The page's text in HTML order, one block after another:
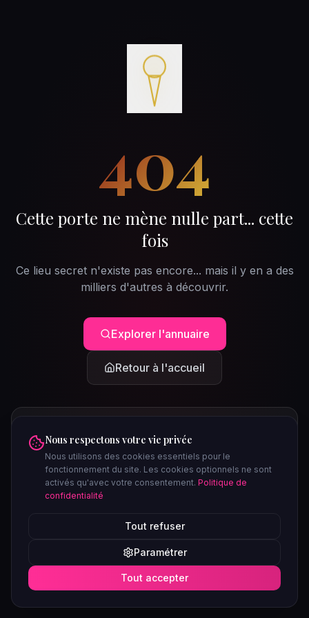
404
Cette porte ne mène nulle part... cette
fois
Ce lieu secret n'existe pas encore... mais il y en a des
milliers d'autres à découvrir.
Explorer l'annuaire
Retour à l'accueil
Soirées ce week-end
Nous respectons votre vie privée
Nous utilisons des cookies essentiels pour le
fonctionnement du site. Les cookies optionnels ne sont
activés qu'avec votre consentement. Politique de
confidentialité
Tout refuser
Paramétrer
Tout accepter